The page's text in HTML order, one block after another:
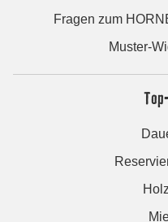
Fragen zum
Muster-